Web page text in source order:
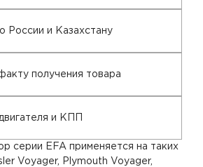
России и Казахстану
получения товара
и КПП
серии EFA применяется на таких
Voyager, Plymouth Voyager,